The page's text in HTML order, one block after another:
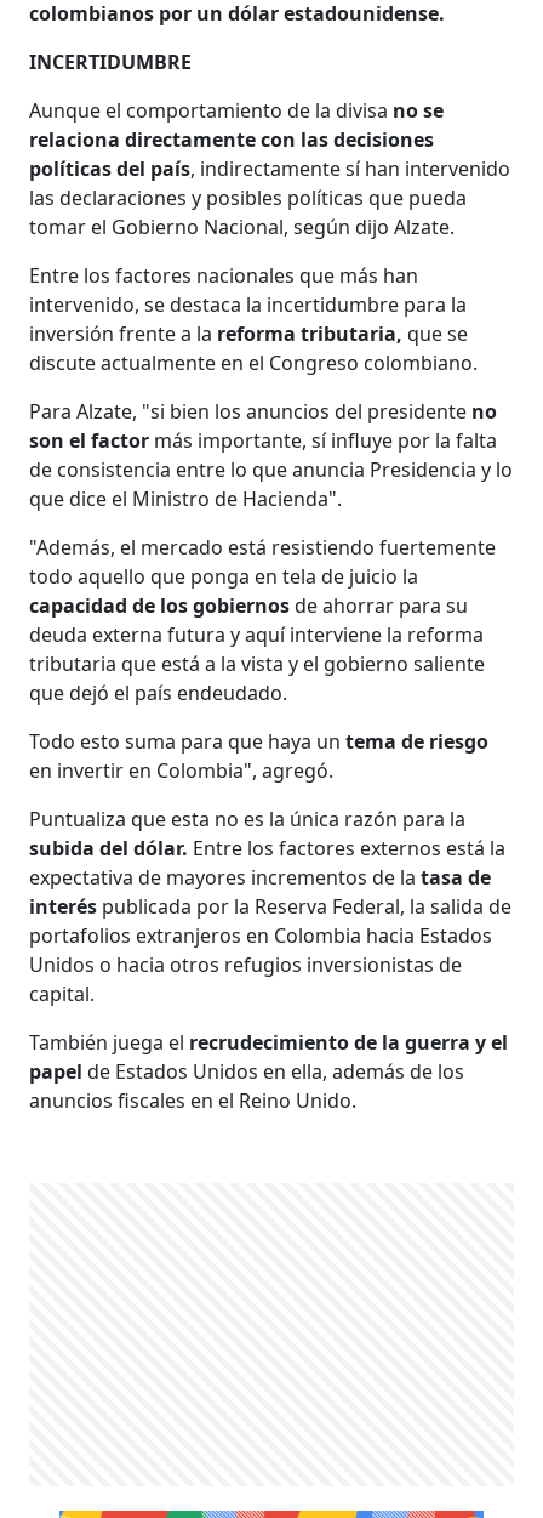
colombianos por un dólar estadounidense.
INCERTIDUMBRE
Aunque el comportamiento de la divisa no se
relaciona directamente con las decisiones
políticas del país, indirectamente sí han intervenido
las declaraciones y posibles políticas que pueda
tomar el Gobierno Nacional, según dijo Alzate.
Entre los factores nacionales que más han
intervenido, se destaca la incertidumbre para la
inversión frente a la reforma tributaria, que se
discute actualmente en el Congreso colombiano.
Para Alzate, "si bien los anuncios del presidente no
son el factor más importante, sí influye por la falta
de consistencia entre lo que anuncia Presidencia y lo
que dice el Ministro de Hacienda".
"Además, el mercado está resistiendo fuertemente
todo aquello que ponga en tela de juicio la
capacidad de los gobiernosde ahorrar para su
deuda externa futura y aquí interviene la reforma
tributaria que está a la vista y el gobierno saliente
que dejó el país endeudado.
Todo esto suma para que haya untema de riesgo
en invertir en Colombia", agregó.
Puntualiza que esta no es la única razón para la
subida del dólar. Entre los factores externos está la
expectativa de mayores incrementos de latasa de
interés publicada por la Reserva Federal, la salida de
portafolios extranjeros en Colombia hacia Estados
Unidos o hacia otros refugios inversionistas de
capital.
También juega el recrudecimiento de la guerra y el
papel de Estados Unidos en ella, además de los
anuncios fiscales en el Reino Unido.